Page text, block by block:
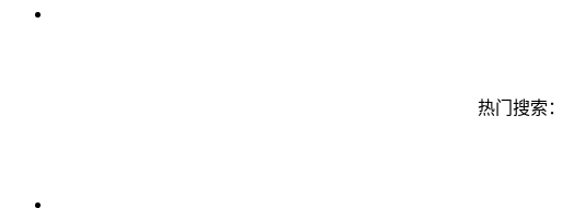
热门搜索：